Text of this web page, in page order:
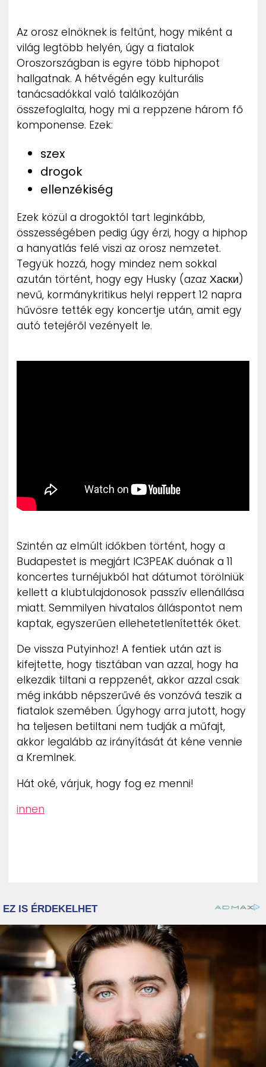
MÉDIAAJÁNLAT
IMPRESSZUM
PR-ARCHÍVUM
ADATKEZELÉSI TÁJÉKOZTATÓ
Az orosz elnöknek is feltűnt, hogy miként a
világ legtöbb helyén, úgy a fiatalok
Oroszországban is egyre több hiphopot
hallgatnak. A hétvégén egy kulturális
tanácsadókkal való találkozóján
összefoglalta, hogy mi a reppzene három fő
komponense. Ezek:
szex
drogok
ellenzékiség
Ezek közül a drogoktól tart leginkább,
összességében pedig úgy érzi, hogy a hiphop
a hanyatlás felé viszi az orosz nemzetet.
Tegyük hozzá, hogy mindez nem sokkal
azután történt, hogy egy Husky (azaz Хаски)
nevű, kormánykritikus helyi reppert 12 napra
hűvösre tették egy koncertje után, amit egy
autó tetejéről vezényelt le.
Szintén az elmúlt időkben történt, hogy a
Budapestet is megjárt IC3PEAK duónak a 11
koncertes turnéjukból hat dátumot törölniük
kellett a klubtulajdonosok passzív ellenállása
miatt. Semmilyen hivatalos álláspontot nem
kaptak, egyszerűen ellehetetlenítették őket.
De vissza Putyinhoz! A fentiek után azt is
kifejtette, hogy tisztában van azzal, hogy ha
elkezdik tiltani a reppzenét, akkor azzal csak
még inkább népszerűvé és vonzóvá teszik a
fiatalok szemében. Úgyhogy arra jutott, hogy
ha teljesen betiltani nem tudják a műfajt,
akkor legalább az irányítását át kéne vennie
a Kremlnek.
Hát oké, várjuk, hogy fog ez menni!
innen